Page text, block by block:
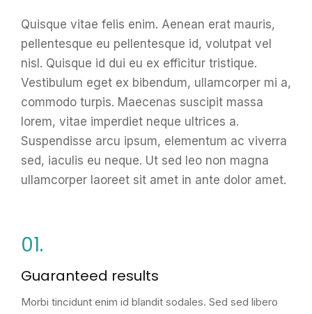
Quisque vitae felis enim. Aenean erat mauris,
pellentesque eu pellentesque id, volutpat vel
nisl. Quisque id dui eu ex efficitur tristique.
Vestibulum eget ex bibendum, ullamcorper mi a,
commodo turpis. Maecenas suscipit massa
lorem, vitae imperdiet neque ultrices a.
Suspendisse arcu ipsum, elementum ac viverra
sed, iaculis eu neque. Ut sed leo non magna
ullamcorper laoreet sit amet in ante dolor amet.
01.
Guaranteed results
Morbi tincidunt enim id blandit sodales. Sed sed libero